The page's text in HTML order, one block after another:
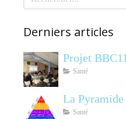
Derniers articles
Projet
Santé
La Pyramide
Santé